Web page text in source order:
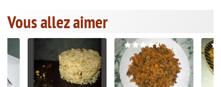
Vous allez aimer